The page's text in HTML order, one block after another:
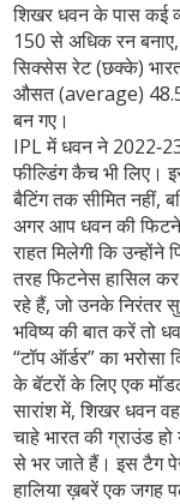
शिखर धवन के पास कई
150 से अधिक रन
सिक्सेस रेट (छक्के)
औसत (average)
बन गए।
IPL में धवन ने
फील्डिंग कैच भी लिए।
बैटिंग तक सीमित नहीं,
अगर आप धवन की
राहत मिलेगी कि उन्होंने
तरह फिटनेस हासिल
रहे हैं, जो उनके निरंतर
भविष्य की बात करें तो
“टॉप ऑर्डर” का
के बॅटरों के लिए एक
सारांश में, शिखर धवन
चाहे भारत की ग्राउंड
से भर जाते हैं। इस
हालिया ख़बरें एक जगह